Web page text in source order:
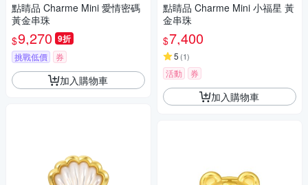
點睛品 Charme Mini 愛情密碼
黃金串珠
$9,270 9折
挑戰低價 券
加入購物車
點睛品 Charme Mini 小福星 黃
金串珠
$7,400
5 (1)
活動 券
加入購物車